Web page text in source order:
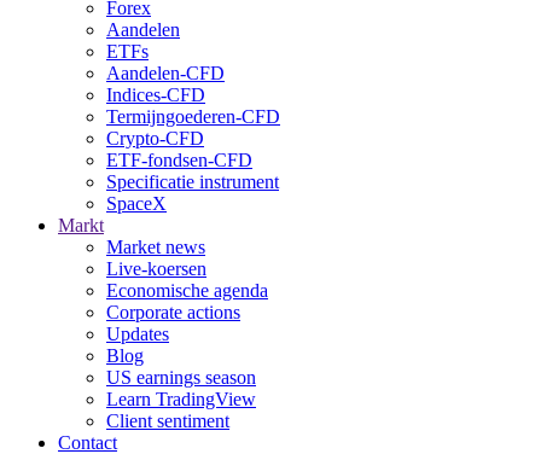
Forex
Aandelen
ETFs
Aandelen-CFD
Indices-CFD
Termijngoederen-CFD
Crypto-CFD
ETF-fondsen-CFD
Specificatie instrument
SpaceX
Markt
Market news
Live-koersen
Economische agenda
Corporate actions
Updates
Blog
US earnings season
Learn TradingView
Client sentiment
Contact